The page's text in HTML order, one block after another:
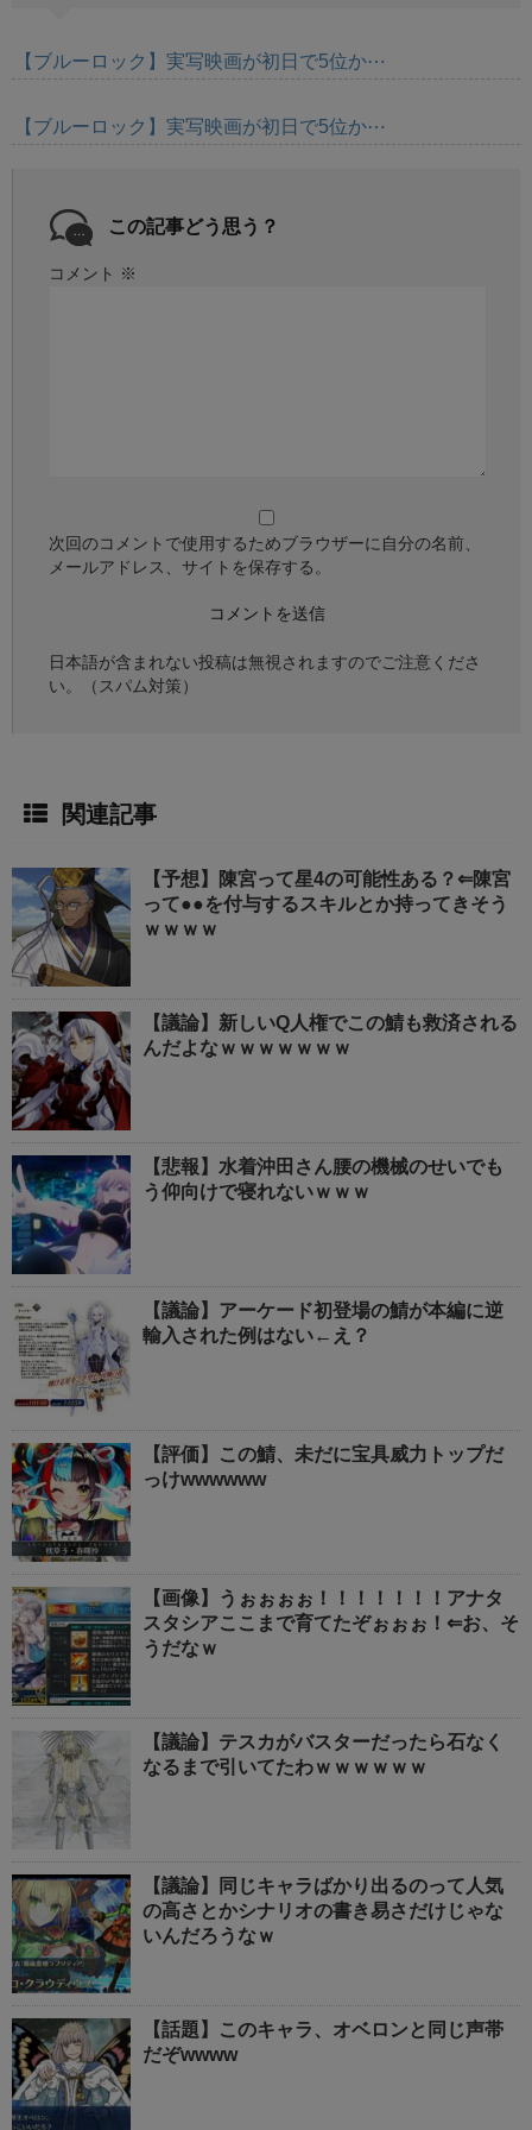
【ブルーロック】実写映画が初日で5位か⋯
【ブルーロック】実写映画が初日で5位か⋯
この記事どう思う？
コメント ※
次回のコメントで使用するためブラウザーに自分の名前、
メールアドレス、サイトを保存する。
日本語が含まれない投稿は無視されますのでご注意くださ
い。（スパム対策）
関連記事
【予想】陳宮って星4の可能性ある？⇐陳宮
って●●を付与するスキルとか持ってきそう
ｗｗｗｗ
【議論】新しいQ人権でこの鯖も救済される
んだよなｗｗｗｗｗｗｗ
【悲報】水着沖田さん腰の機械のせいでも
う仰向けで寝れないｗｗｗ
【議論】アーケード初登場の鯖が本編に逆
輸入された例はない←え？
【評価】この鯖、未だに宝具威力トップだ
っけwwwwww
【画像】うぉぉぉぉ！！！！！！！アナタ
スタシアここまで育てたぞぉぉぉ！⇐お、そ
うだなｗ
【議論】テスカがバスターだったら石なく
なるまで引いてたわｗｗｗｗｗｗ
【議論】同じキャラばかり出るのって人気
の高さとかシナリオの書き易さだけじゃな
いんだろうなｗ
【話題】このキャラ、オベロンと同じ声帯
だぞwwww